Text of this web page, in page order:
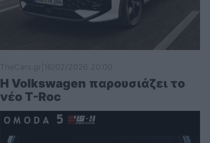
Η Volkswagen παρουσιάζει το
νέο T-Roc